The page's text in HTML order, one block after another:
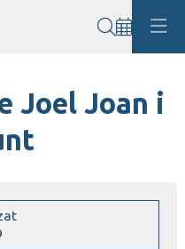
Joel Joan i